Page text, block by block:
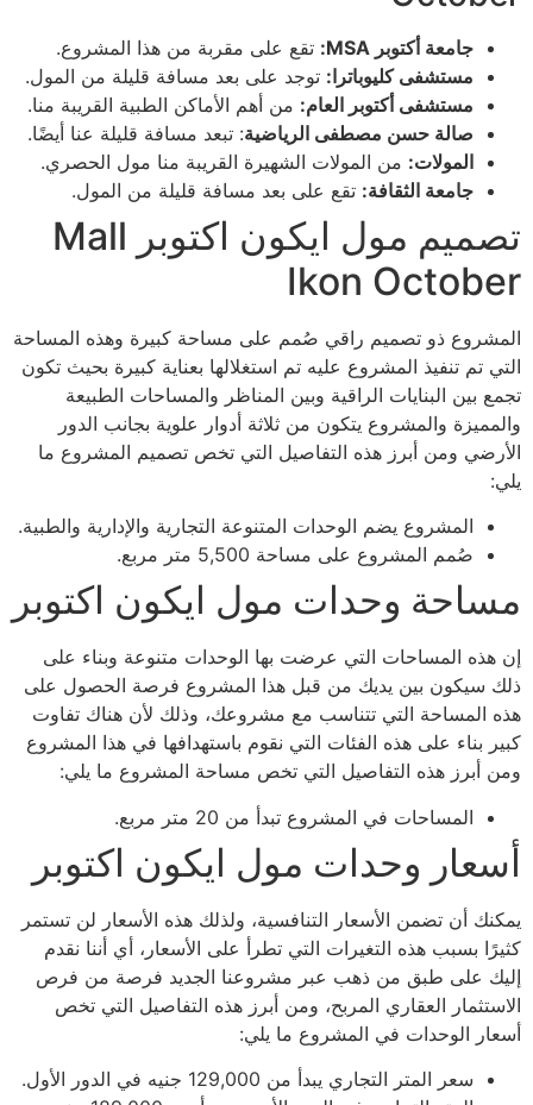
جامعة أكتوبر MSA
: تقع على مقربة من هذا المشروع.
مستشفى كليوباترا: توجد على بعد مسافة قليلة من المول.
مستشفى أكتوبر العام: من أهم الأماكن الطبية القريبة منا.
صالة حسن مصطفى الرياضية: تبعد مسافة قليلة عنا أيضًا.
المولات: من المولات الشهيرة القريبة منا مول الحصري.
جامعة الثقافة: تقع على بعد مسافة قليلة من المول.
تصميم مول ايكون اكتوبر Mall
Ikon October
المشروع ذو تصميم راقي صُمم على مساحة كبيرة وهذه المساحة
التي تم تنفيذ المشروع عليه تم استغلالها بعناية كبيرة بحيث تكون
تجمع بين البنايات الراقية وبين المناظر والمساحات الطبيعة
والمميزة والمشروع يتكون من ثلاثة أدوار علوية بجانب الدور
الأرضي ومن أبرز هذه التفاصيل التي تخص تصميم المشروع ما
يلي:
المشروع يضم الوحدات المتنوعة التجارية والإدارية والطبية.
صُمم المشروع على مساحة 5,500 متر مربع.
مساحة وحدات مول ايكون اكتوبر
إن هذه المساحات التي عرضت بها الوحدات متنوعة وبناء على
ذلك سيكون بين يديك من قبل هذا المشروع فرصة الحصول على
هذه المساحة التي تتناسب مع مشروعك، وذلك لأن هناك تفاوت
كبير بناء على هذه الفئات التي نقوم باستهدافها في هذا المشروع
ومن أبرز هذه التفاصيل التي تخص مساحة المشروع ما يلي:
المساحات في المشروع تبدأ من 20 متر مربع.
أسعار وحدات مول ايكون اكتوبر
يمكنك أن تضمن الأسعار التنافسية، ولذلك هذه الأسعار لن تستمر
كثيرًا بسبب هذه التغيرات التي تطرأ على الأسعار، أي أننا نقدم
إليك على طبق من ذهب عبر مشروعنا الجديد فرصة من فرص
الاستثمار العقاري المربح، ومن أبرز هذه التفاصيل التي تخص
أسعار الوحدات في المشروع ما يلي:
سعر المتر التجاري يبدأ من 129,000 جنيه في الدور الأول.